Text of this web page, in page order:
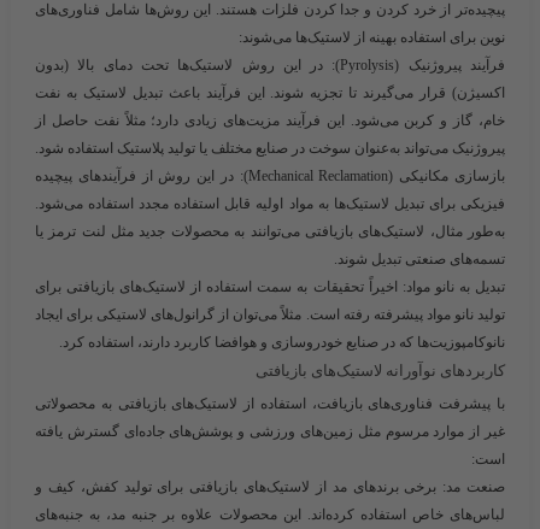
پیچیده‌تر از خرد کردن و جدا کردن فلزات هستند. این روش‌ها شامل فناوری‌های
نوین برای استفاده بهینه از لاستیک‌ها می‌شوند:
فرآیند پیروژنیک (Pyrolysis):
در این روش لاستیک‌ها تحت دمای بالا (بدون
اکسیژن) قرار می‌گیرند تا تجزیه شوند. این فرآیند باعث تبدیل لاستیک به نفت
خام، گاز و کربن می‌شود. این فرآیند مزیت‌های زیادی دارد؛ مثلاً نفت حاصل از
پیروژنیک می‌تواند به‌عنوان سوخت در صنایع مختلف یا تولید پلاستیک استفاده شود.
بازسازی مکانیکی (Mechanical Reclamation):
در این روش از فرآیندهای پیچیده
فیزیکی برای تبدیل لاستیک‌ها به مواد اولیه قابل استفاده مجدد استفاده می‌شود.
به‌طور مثال، لاستیک‌های بازیافتی می‌توانند به محصولات جدید مثل لنت ترمز یا
تسمه‌های صنعتی تبدیل شوند.
تبدیل به نانو مواد: اخیراً تحقیقات به سمت استفاده از لاستیک‌های بازیافتی برای
تولید نانو مواد پیشرفته رفته است. مثلاً می‌توان از گرانول‌های لاستیکی برای ایجاد
نانوکامپوزیت‌ها که در صنایع خودروسازی و هوافضا کاربرد دارند، استفاده کرد.
کاربردهای نوآورانه لاستیک‌های بازیافتی
با پیشرفت فناوری‌های بازیافت، استفاده از لاستیک‌های بازیافتی به محصولاتی
غیر از موارد مرسوم مثل زمین‌های ورزشی و پوشش‌های جاده‌ای گسترش یافته
است:
صنعت مد: برخی برندهای مد از لاستیک‌های بازیافتی برای تولید کفش، کیف و
لباس‌های خاص استفاده کرده‌اند. این محصولات علاوه بر جنبه مد، به جنبه‌های